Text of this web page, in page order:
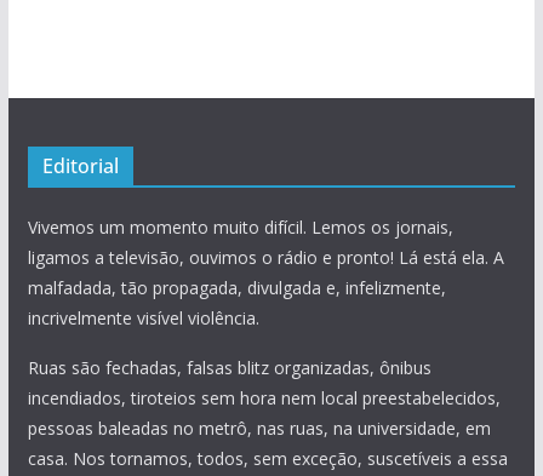
Editorial
Vivemos um momento muito difícil. Lemos os jornais,
ligamos a televisão, ouvimos o rádio e pronto! Lá está ela. A
malfadada, tão propagada, divulgada e, infelizmente,
incrivelmente visível violência.
Ruas são fechadas, falsas blitz organizadas, ônibus
incendiados, tiroteios sem hora nem local preestabelecidos,
pessoas baleadas no metrô, nas ruas, na universidade, em
casa. Nos tornamos, todos, sem exceção, suscetíveis a essa